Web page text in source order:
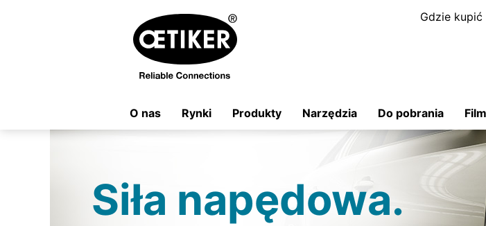
Gdzie kupić
O nas Rynki Produkty Narzędzia Do pobrania
Siła napędowa.